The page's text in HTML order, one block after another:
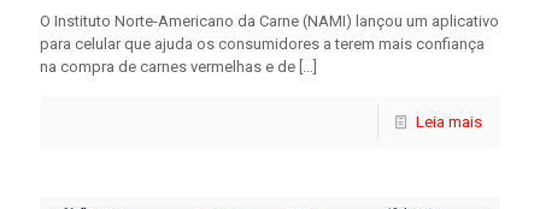
O Instituto Norte-Americano da Carne (NAMI) lançou um aplicativo
para celular que ajuda os consumidores a terem mais confiança
na compra de carnes vermelhas e de […]
Leia mais